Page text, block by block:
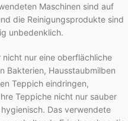
Maschinen sind auf
die Reinigungsprodukte sind
unbedenklich.
nur eine oberflächliche
Bakterien, Hausstaubmilben
Teppich eindringen,
Teppiche nicht nur sauber
Das verwendete